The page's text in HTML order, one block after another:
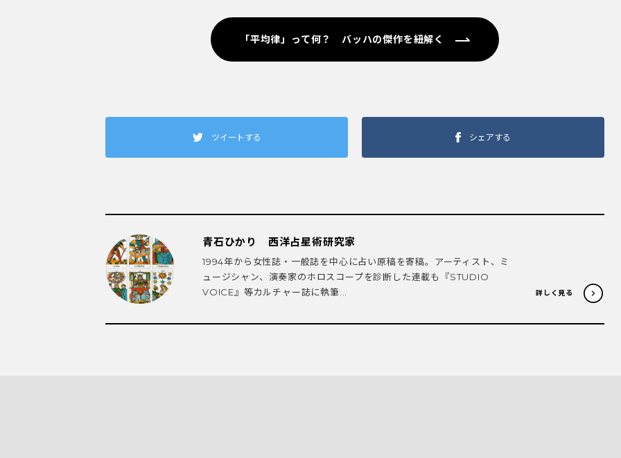
「平均律」って何？ バッハの傑作を紐解く
ツイートする シェアする
青石ひかり 西洋占星術研究家
1994年から女性誌・一般誌を中心に占い原稿を寄稿。アーティスト、ミ
ュージシャン、演奏家のホロスコープを診断した連載も『STUDIO
VOICE』等カルチャー誌に執筆...
詳しく見る